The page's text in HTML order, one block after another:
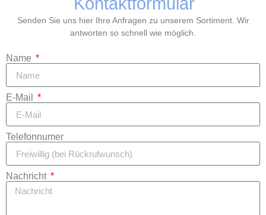
Senden Sie uns hier Ihre Anfragen zu unserem Sortiment. Wir
antworten so schnell wie möglich.
Name
E-Mail
Telefonnumer
Nachricht